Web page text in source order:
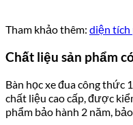
Tham khảo thêm: diện tích
Chất liệu sản phẩm
Bàn học xe đua công thức
chất liệu cao cấp, được
phẩm bảo hành 2 năm,